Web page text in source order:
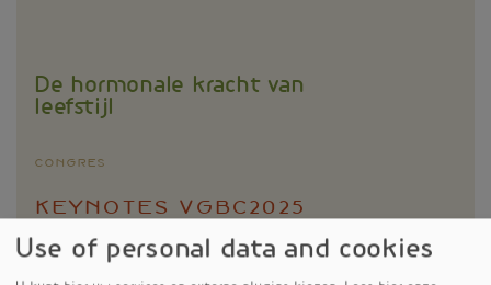
De hormonale kracht van
leefstijl
Congres
Keynotes VGBC2025
Use of personal data and cookies